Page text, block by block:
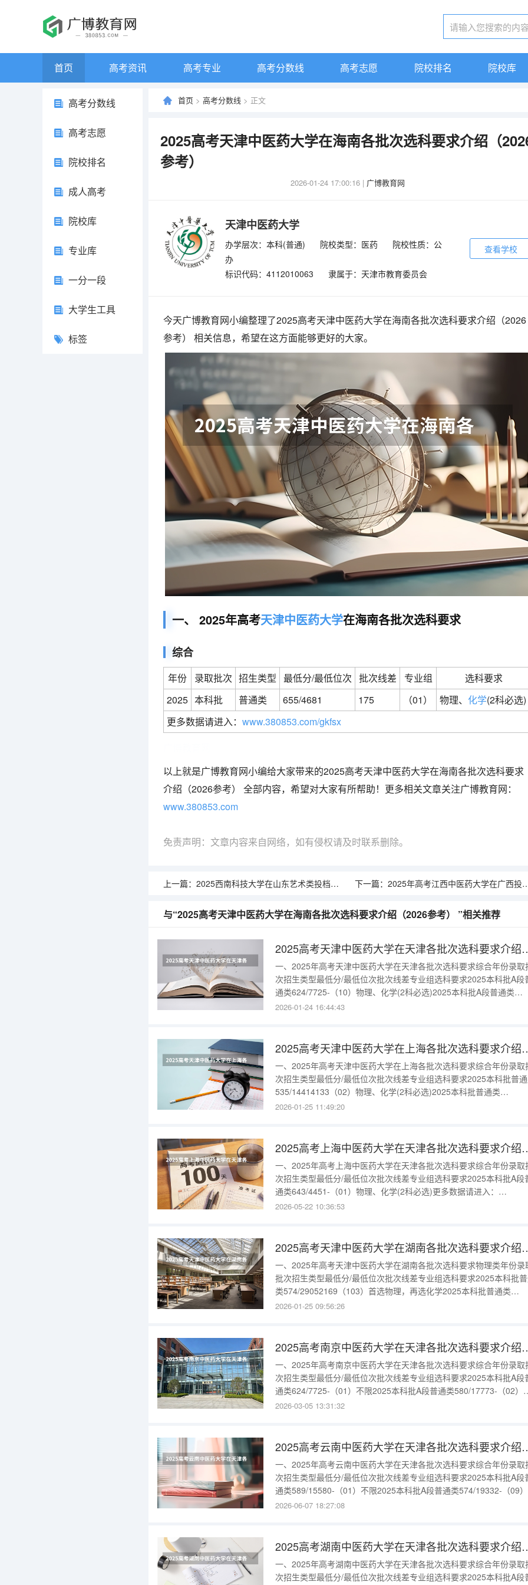
首页 高考资讯 高考专业 高考分数线 高考志愿 院校排名 院校库
高考分数线
高考志愿
院校排名
成人高考
院校库
专业库
一分一段
大学生工具
标签
首页 > 高考分数线 > 正文
2025高考天津中医药大学在海南各批次选科要求介绍（
参考）
2026-01-24 17:00:16 | 广博教育网
天津中医药大学
办学层次：本科(普通) 院校类型：医药
院校性质：公
办
标识代码：4112010063
隶属于：天津市教育委员会
查看学校
今天广博教育网小编整理了2025高考天津中医药大学在海南各批次选科要求介绍（2026
参考） 相关信息，希望在这方面能够更好的大家。
一、 2025年高考天津中医药大学在海南各批次选科要求
综合
年份 录取批次 招生类型 最低分/最低位次 批次线差 专业组
选科要求
2025 本科批 普通类 655/4681 175 （01） 物理、 化学(2科必选)
更多数据请进入： www.380853.com/gkfsx
以上就是广博教育网小编给大家带来的2025高考天津中医药大学在海南各批次选科要求
介绍（2026参考） 全部内容，希望对大家有所帮助！更多相关文章关注广博教育网：
www.380853.com
免责声明：文章内容来自网络，如有侵权请及时联系删除。
上一篇： 2025西南科技大学在山东艺术类投档分数线（2026年参考） 下一篇： 2025年高考江西中医药大学在广西投档分数线（2026参考）
与“2025高考天津中医药大学在海南各批次选科要求介绍（2026参考） ”相关推荐
2025高考天津中医药大
一、2025年高考天津中医药大学在天津各批次选科要求综合年份录取
次招生类型最低分/最低位次批次线差专业组选科要求2025本科批A段
通类624/7725-（10）物理、化学(2科必选)2025本科批A段普通类
604/12046-（08）物理、化学(2科必选)2025本科批A段普通类
2026-01-24 16:44:43
2025高考天津中医药大
一、2025年高考天津中医药大学在上海各批次选科要求综合年份录取
次招生类型最低分/最低位次批次线差专业组选科要求2025本科批普
535/14414133（02）物理、化学(2科必选)2025本科批普通类
503/23377101（03）物理、化学(2科必选)2025本科批普通类
2026-01-25 11:49:20
2025高考上海中医药大
一、2025年高考上海中医药大学在天津各批次选科要求综合年份录取
次招生类型最低分/最低位次批次线差专业组选科要求2025本科批A段
通类643/4451-（01）物理、化学(2科必选)更多数据请进入：
{$cate_url}
2026-05-22 10:36:53
2025高考天津中医药大
一、2025年高考天津中医药大学在湖南各批次选科要求物理类年份录
批次招生类型最低分/最低位次批次线差专业组选科要求2025本科批
类574/29052169（103）首选物理，再选化学2025本科批普通类
552/43519147（104）首选物理，再选化学2025本科批普通类
2026-01-25 09:56:26
2025高考南京中医药大
一、2025年高考南京中医药大学在天津各批次选科要求综合年份录取
次招生类型最低分/最低位次批次线差专业组选科要求2025本科批A段
通类624/7725-（01）不限2025本科批A段普通类580/17773-（02）
理、化学(2科必选)更多数据请进入：{$cate_url}
2026-03-05 13:31:32
2025高考云南中医药大
一、2025年高考云南中医药大学在天津各批次选科要求综合年份录取
次招生类型最低分/最低位次批次线差专业组选科要求2025本科批A段
通类589/15580-（01）不限2025本科批A段普通类574/19332-（09
理、化学(2科必选)2025本科批A段普通类546/26966-（06）物理、化
2026-06-07 18:27:08
2025高考湖南中医药大
一、2025年高考湖南中医药大学在天津各批次选科要求综合年份录取
次招生类型最低分/最低位次批次线差专业组选科要求2025本科批A段